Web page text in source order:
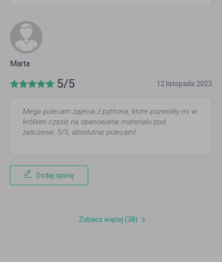
Marta
5/5 12 listopada 2023
Mega polecam zajecia z pythona, ktore pozwoliły mi w
krótkim czasie na opanowanie materialu pod
zaliczenie. 5/5, absolutnie polecam!
Dodaj opinię
Zobacz więcej (38)